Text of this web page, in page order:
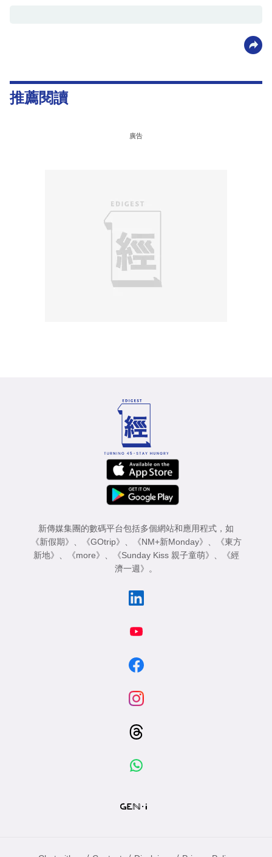
推薦閱讀
廣告
新傳媒集團的數碼平台包括多個網站和應用程式，如
《新假期》
《GOtrip》 《NM+新Monday》
《東方
新地》
《more》 《Sunday Kiss 親子童萌》
《經
濟一週》
。